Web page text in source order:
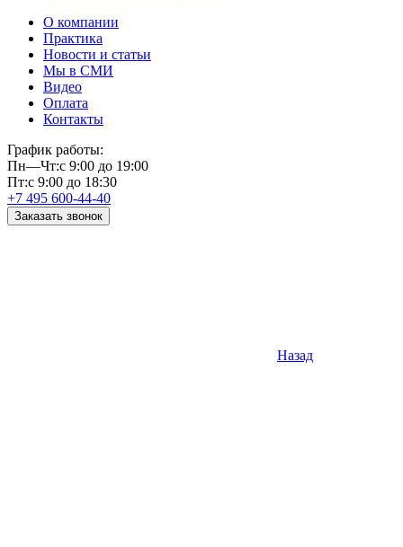
О компании
Практика
Новости и статьи
Мы в СМИ
Видео
Оплата
Контакты
График работы:
Пн—Чт:с 9:00 до 19:00
Пт:с 9:00 до 18:30
+7 495 600-44-40
Заказать звонок
Назад